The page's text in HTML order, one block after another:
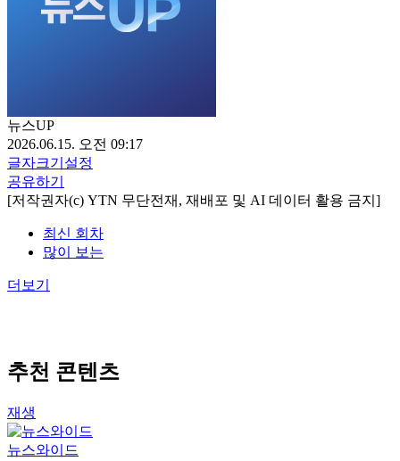
뉴스UP
2026.06.15. 오전 09:17
글자크기설정
공유하기
[저작권자(c) YTN 무단전재, 재배포 및 AI 데이터 활용 금지]
최신 회차
많이 보는
더보기
추천 콘텐츠
재생
뉴스와이드